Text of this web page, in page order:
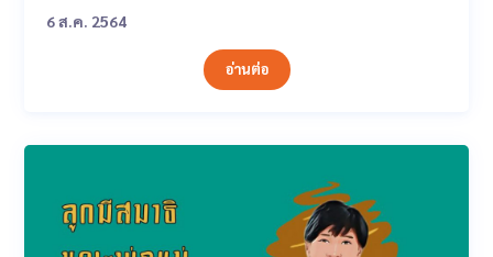
6 ส.ค. 2564
อ่านต่อ